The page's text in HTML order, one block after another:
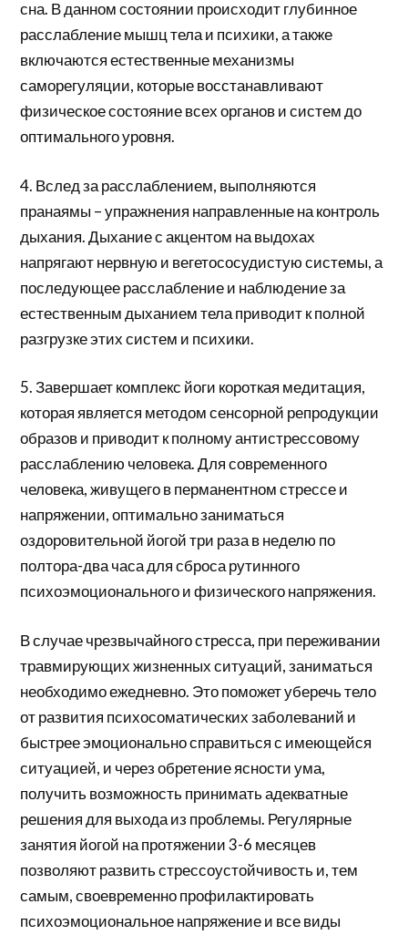
сна. В данном состоянии происходит глубинное
расслабление мышц тела и психики, а также
включаются естественные механизмы
саморегуляции, которые восстанавливают
физическое состояние всех органов и систем до
оптимального уровня.
4. Вслед за расслаблением, выполняются
пранаямы – упражнения направленные на контроль
дыхания. Дыхание с акцентом на выдохах
напрягают нервную и вегетососудистую системы, а
последующее расслабление и наблюдение за
естественным дыханием тела приводит к полной
разгрузке этих систем и психики.
5. Завершает комплекс йоги короткая медитация,
которая является методом сенсорной репродукции
образов и приводит к полному антистрессовому
расслаблению человека. Для современного
человека, живущего в перманентном стрессе и
напряжении, оптимально заниматься
оздоровительной йогой три раза в неделю по
полтора-два часа для сброса рутинного
психоэмоционального и физического напряжения.
В случае чрезвычайного стресса, при переживании
травмирующих жизненных ситуаций, заниматься
необходимо ежедневно. Это поможет уберечь тело
от развития психосоматических заболеваний и
быстрее эмоционально справиться с имеющейся
ситуацией, и через обретение ясности ума,
получить возможность принимать адекватные
решения для выхода из проблемы. Регулярные
занятия йогой на протяжении 3-6 месяцев
позволяют развить стрессоустойчивость и, тем
самым, своевременно профилактировать
психоэмоциональное напряжение и все виды